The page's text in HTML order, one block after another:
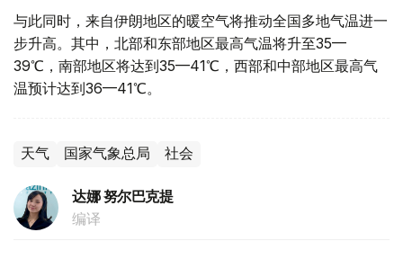
与此同时，来自伊朗地区的暖空气将推动全国多地气温进一
步升高。其中，北部和东部地区最高气温将升至35—
39℃，南部地区将达到35—41℃，西部和中部地区最高气
温预计达到36—41℃。
天气 国家气象总局 社会
达娜 努尔巴克提
编译